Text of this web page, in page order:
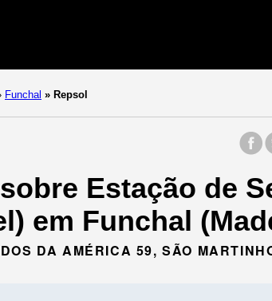
Funchal » Repsol
Estação de
em Funchal
DA AMÉRICA 59, SÃO